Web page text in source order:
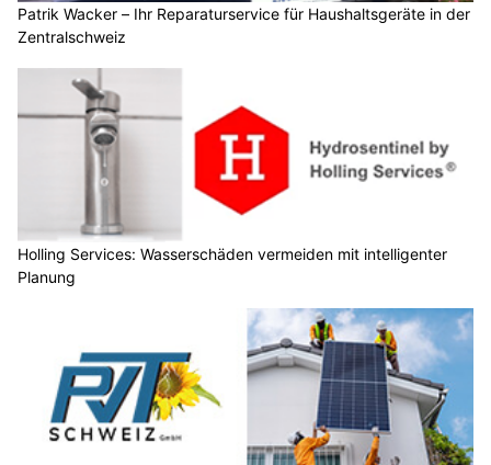
Patrik Wacker – Ihr Reparaturservice für Haushaltsgeräte in der
Zentralschweiz
Holling Services: Wasserschäden vermeiden mit intelligenter
Planung